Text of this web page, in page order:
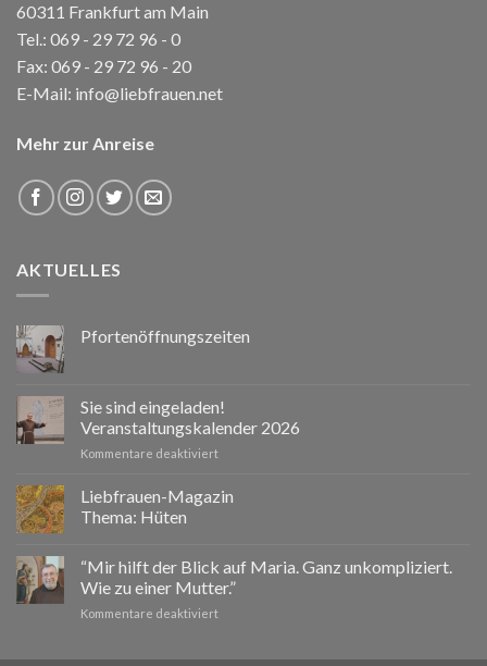
60311 Frankfurt am Main
Tel.: 069 - 29 72 96 - 0
Fax: 069 - 29 72 96 - 20
E-Mail: info@liebfrauen.net
Mehr zur Anreise
AKTUELLES
Pfortenöffnungszeiten
Sie sind eingeladen!
Veranstaltungskalender 2026
Kommentare deaktiviertfür
sind
Liebfrauen-Magazin
Thema: Hüten
“Mir hilft der Blick auf Maria. Ganz unkompliziert.
Wie zu einer Mutter.”
Kommentare deaktiviertfür